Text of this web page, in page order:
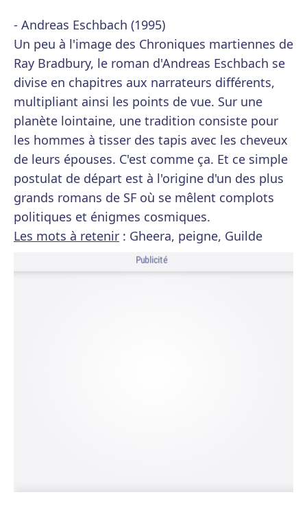
- Andreas Eschbach (1995)
Un peu à l'image des Chroniques martiennes de
Ray Bradbury, le roman d'Andreas Eschbach se
divise en chapitres aux narrateurs différents,
multipliant ainsi les points de vue. Sur une
planète lointaine, une tradition consiste pour
les hommes à tisser des tapis avec les cheveux
de leurs épouses. C'est comme ça. Et ce simple
postulat de départ est à l'origine d'un des plus
grands romans de SF où se mêlent complots
politiques et énigmes cosmiques.
Les mots à retenir : Gheera, peigne, Guilde
Publicité